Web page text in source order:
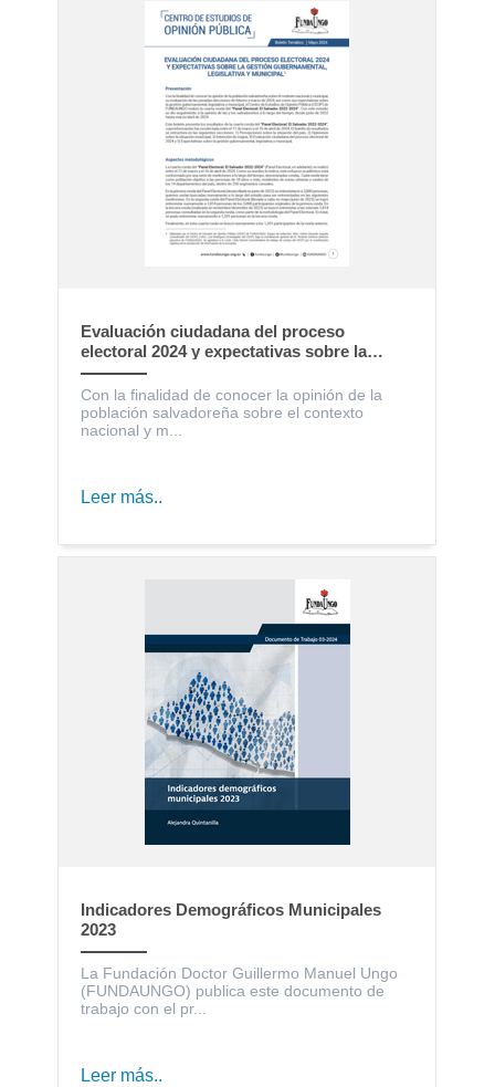
Evaluación ciudadana del proceso
electoral 2024 y expectativas sobre la
gestión gubernamental, legislativa y
municipal
Con la finalidad de conocer la opinión de la
población salvadoreña sobre el contexto
nacional y m...
Leer más..
Indicadores Demográficos Municipales
2023
La Fundación Doctor Guillermo Manuel Ungo
(FUNDAUNGO) publica este documento de
trabajo con el pr...
Leer más..